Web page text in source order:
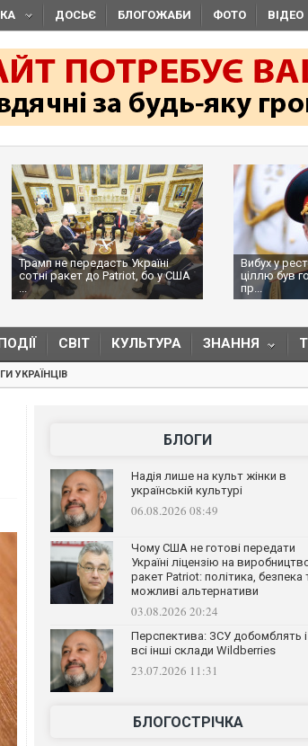
ДОСЬЄ БЛОГОЖАБИ ФОТО ВІДЕО
Трамп не передасть Україні
сотні ракет до Patriot, бо у США
...
Вибух у
ціллю був
пр...
СВІТ КУЛЬТУРА ЗНАННЯ
УКРАЇНЦІВ
БЛОГИ
Надія лише на культ жінки в
українській культурі
06.08.2026 08:49
Чому США не готові передати
Україні ліцензію на
ракет Patriot: політика, безпека
можливі альтернативи
03.08.2026 20:24
Перспектива: ЗСУ добомблять і
всі інші склади Wildberries
23.07.2026 11:31
БЛОГОСТРІЧКА